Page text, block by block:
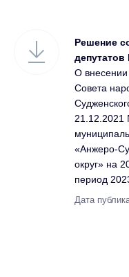
Решение
О
Совета
«Анжеро-
округ» на
период
Дата